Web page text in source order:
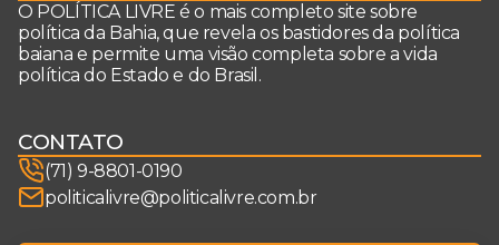
O POLÍTICA LIVRE é o mais completo site sobre
política da Bahia, que revela os bastidores da política
baiana e permite uma visão completa sobre a vida
política do Estado e do Brasil.
CONTATO
(71) 9-8801-0190
politicalivre@politicalivre.com.br